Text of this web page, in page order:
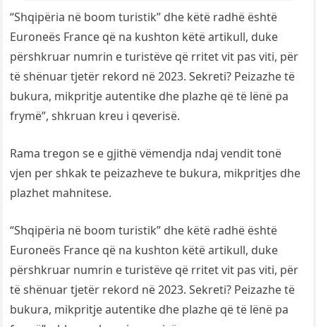
“Shqipëria në boom turistik” dhe këtë radhë është
Euroneës France që na kushton këtë artikull, duke
përshkruar numrin e turistëve që rritet vit pas viti, për
të shënuar tjetër rekord në 2023. Sekreti? Peizazhe të
bukura, mikpritje autentike dhe plazhe që të lënë pa
frymë”, shkruan kreu i qeverisë.
Rama tregon se e gjithë vëmendja ndaj vendit tonë
vjen per shkak te peizazheve te bukura, mikpritjes dhe
plazhet mahnitese.
“Shqipëria në boom turistik” dhe këtë radhë është
Euroneës France që na kushton këtë artikull, duke
përshkruar numrin e turistëve që rritet vit pas viti, për
të shënuar tjetër rekord në 2023. Sekreti? Peizazhe të
bukura, mikpritje autentike dhe plazhe që të lënë pa